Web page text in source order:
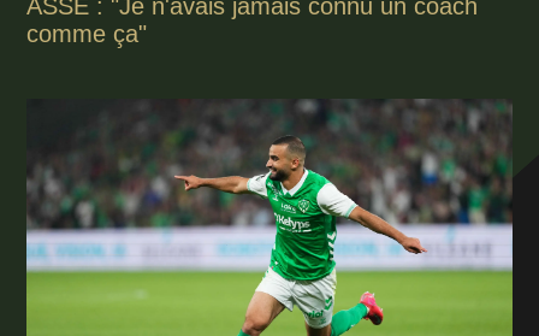
ASSE : "Je n'avais jamais connu un coach
comme ça"